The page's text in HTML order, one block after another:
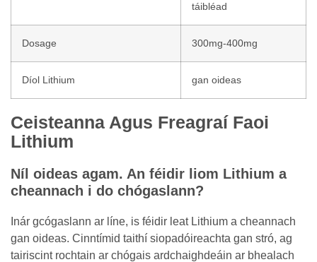
táibléad
Dosage 300mg-400mg
Díol Lithium gan oideas
Ceisteanna Agus Freagraí Faoi
Lithium
Níl oideas agam. An féidir liom Lithium a
cheannach i do chógaslann?
Inár gcógaslann ar líne, is féidir leat Lithium a cheannach
gan oideas. Cinntímid taithí siopadóireachta gan stró, ag
tairiscint rochtain ar chógais ardchaighdeáin ar bhealach